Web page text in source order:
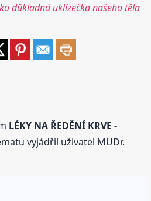
důkladná uklízečka našeho těla
LÉKY NA ŘEDĚNÍ KRVE -
vyjádřil uživatel MUDr.